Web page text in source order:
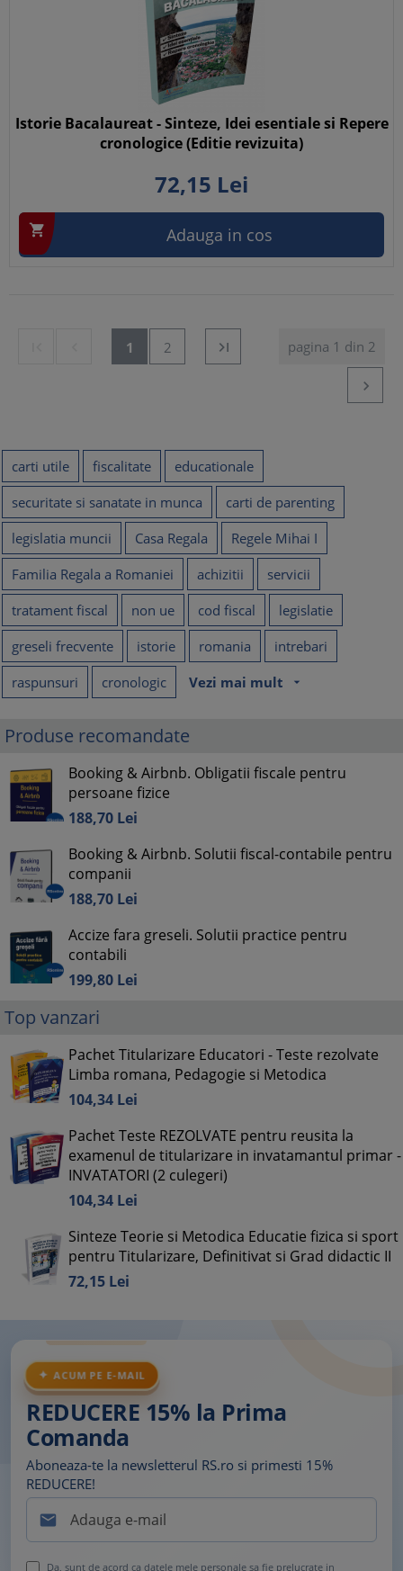
Istorie Bacalaureat - Sinteze, Idei esentiale si Repere
cronologice (Editie revizuita)
72,15 Lei
 Adauga in cos
1 2 pagina 1 din 2


carti utile fiscalitate
educationale
securitate si sanatate in munca
carti de parenting
legislatia muncii
Casa Regala
Regele Mihai I
Familia Regala a Romaniei
achizitii
servicii
tratament fiscal
non ue cod fiscal
legislatie
greseli frecvente
istorie romania
intrebari
raspunsuri
cronologic Vezi mai mult arrow_drop_down
Produse recomandate
Booking & Airbnb. Obligatii fiscale pentru
persoane fizice
188,70 Lei
Booking & Airbnb. Solutii fiscal-contabile pentru
companii
188,70 Lei
Accize fara greseli. Solutii practice pentru
contabili
199,80 Lei
Top vanzari
Pachet Titularizare Educatori - Teste rezolvate
Limba romana, Pedagogie si Metodica
104,34 Lei
Pachet Teste REZOLVATE pentru reusita la
examenul de titularizare in invatamantul primar -
INVATATORI (2 culegeri)
104,34 Lei
Sinteze Teorie si Metodica Educatie fizica si sport
pentru Titularizare, Definitivat si Grad didactic II
72,15 Lei
ACUM PE E-MAIL
REDUCERE 15% la Prima
Comanda
Aboneaza-te la newsletterul RS.ro si primesti 15%
REDUCERE!

Da, sunt de acord ca datele mele personale sa fie prelucrate in